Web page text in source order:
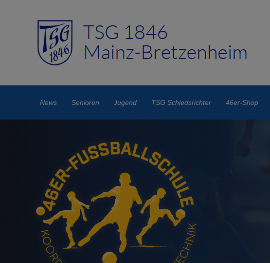
News Senioren Jugend TSG Schiedsrichter 46er-Shop